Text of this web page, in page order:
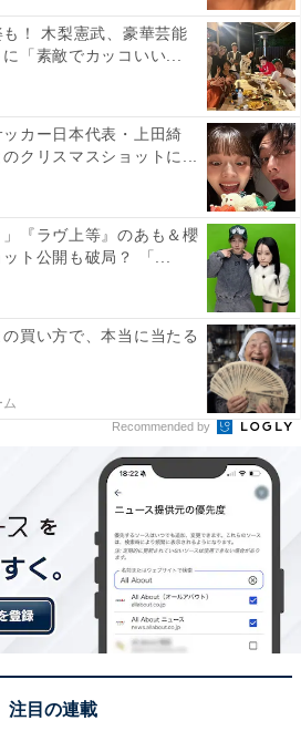
！ 木梨憲武、豪華芸能
「素敵でカッコいい...
ッカー日本代表・上田綺
クリスマスショットに...
」『ラヴ上等』のあも＆櫻
ト公開も破局？ 「...
の買い方で、本当に当たる
Recommended by
注目の連載